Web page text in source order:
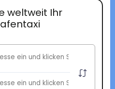
weltweit Ihr